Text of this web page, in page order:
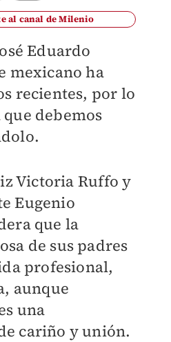
al canal de Milenio
Eduardo
mexicano ha
recientes, por lo
debemos
Victoria Ruffo y
Eugenio
que la
de sus padres
profesional,
aunque
una
cariño y unión.